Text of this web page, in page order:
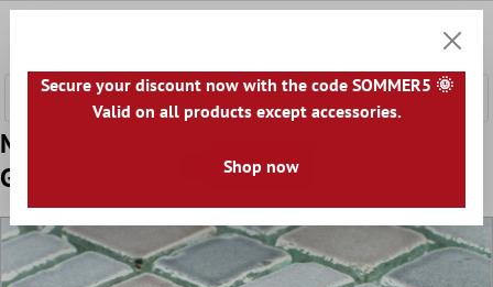
Model din Sticlă Plăci De Mozaic Economy
Gri Bej
Secure your discount now with the code SOMMER5 🌞
Valid on all products except accessories.
Shop now